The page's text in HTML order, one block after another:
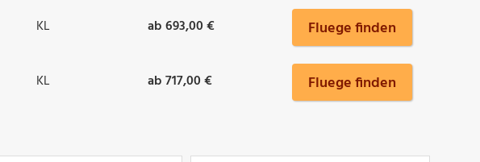
KL ab 693,00 € Fluege finden
KL ab 717,00 € Fluege finden